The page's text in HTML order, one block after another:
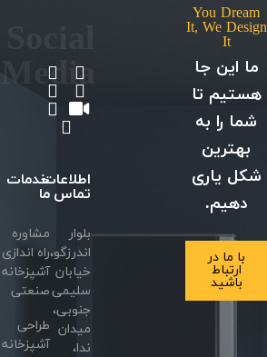
You Dream
It, We Design
It
ما این جا
هستیم تا
شما را به
بهترین
شکل یاری
دهیم.
با ما در
ارتباط
باشید
اطلاعات
تماس
بلوار
اندرزگو،
خیابان
سلیمی
جنوبی،
میدان
ندا،
Media
خدمات
ما
مشاوره
راه اندازی
آشپزخانه
صنعتی
طراحی
آشپزخانه